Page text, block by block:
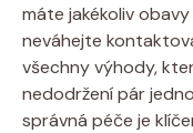
máte jakékoliv
neváhejte
všechny výhody,
nedodržení pár
správná péče je